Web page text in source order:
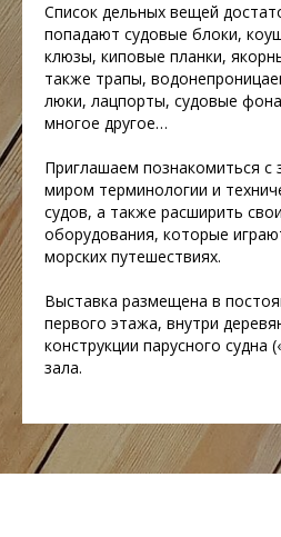
Список дельных вещей
попадают судовые блоки,
клюзы, киповые планки,
также трапы,
люки, лацпорты, судовые
многое другое…
Приглашаем познакомиться
миром терминологии и
судов, а также расширить
оборудования, которые
морских путешествиях.
Выставка размещена в
первого этажа, внутри
конструкции парусного судна
зала.